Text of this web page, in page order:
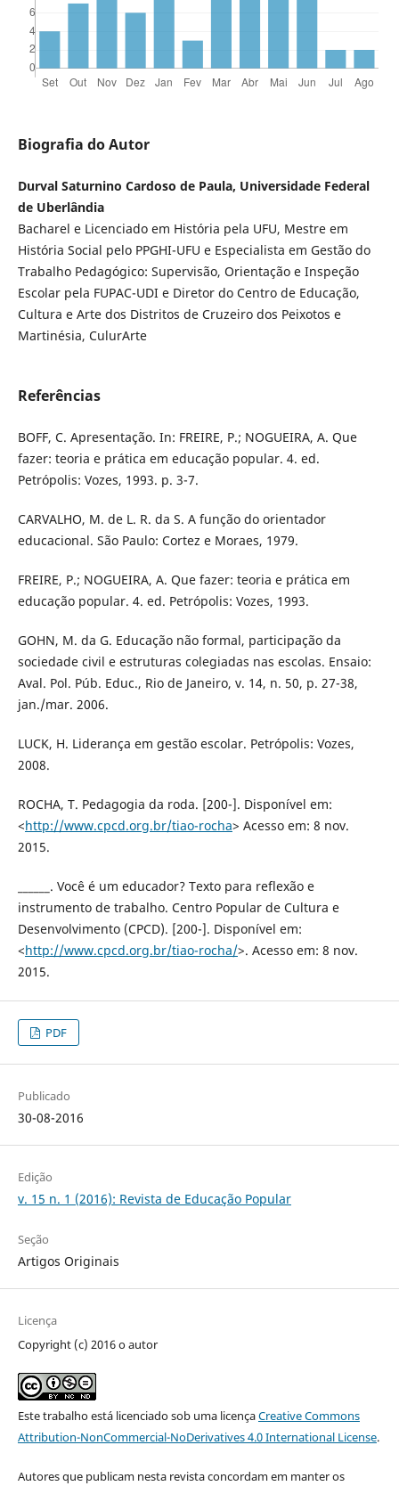
Biografia do Autor
Durval Saturnino Cardoso de Paula, Universidade Federal
de Uberlândia
Bacharel e Licenciado em História pela UFU, Mestre em
História Social pelo PPGHI-UFU e Especialista em Gestão do
Trabalho Pedagógico: Supervisão, Orientação e Inspeção
Escolar pela FUPAC-UDI e Diretor do Centro de Educação,
Cultura e Arte dos Distritos de Cruzeiro dos Peixotos e
Martinésia, CulurArte
Referências
BOFF, C. Apresentação. In: FREIRE, P.; NOGUEIRA, A. Que
fazer: teoria e prática em educação popular. 4. ed.
Petrópolis: Vozes, 1993. p. 3-7.
CARVALHO, M. de L. R. da S. A função do orientador
educacional. São Paulo: Cortez e Moraes, 1979.
FREIRE, P.; NOGUEIRA, A. Que fazer: teoria e prática em
educação popular. 4. ed. Petrópolis: Vozes, 1993.
GOHN, M. da G. Educação não formal, participação da
sociedade civil e estruturas colegiadas nas escolas. Ensaio:
Aval. Pol. Púb. Educ., Rio de Janeiro, v. 14, n. 50, p. 27-38,
jan./mar. 2006.
LUCK, H. Liderança em gestão escolar. Petrópolis: Vozes,
2008.
ROCHA, T. Pedagogia da roda. [200-]. Disponível em:
<http://www.cpcd.org.br/tiao-rocha> Acesso em: 8 nov.
2015.
______. Você é um educador? Texto para reflexão e
instrumento de trabalho. Centro Popular de Cultura e
Desenvolvimento (CPCD). [200-]. Disponível em:
<http://www.cpcd.org.br/tiao-rocha/>. Acesso em: 8 nov.
2015.
PDF
Publicado
30-08-2016
Edição
v. 15 n. 1 (2016): Revista de Educação Popular
Seção
Artigos Originais
Licença
Copyright (c) 2016 o autor
Este trabalho está licenciado sob uma licençaCreative Commons
Attribution-NonCommercial-NoDerivatives 4.0 International License.
Autores que publicam nesta revista concordam em manter os